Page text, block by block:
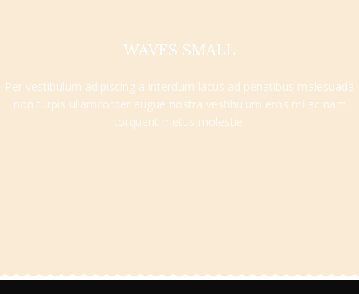
WAVES SMALL
Per vestibulum adipiscing a interdum lacus ad penatibus malesuada
non turpis ullamcorper augue nostra vestibulum eros mi ac nam
torquent metus molestie.